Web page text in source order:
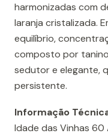
harmonizadas com
laranja cristalizada.
equilíbrio,
composto por
sedutor e elegante,
persistente.
Informação
Idade das Vinhas